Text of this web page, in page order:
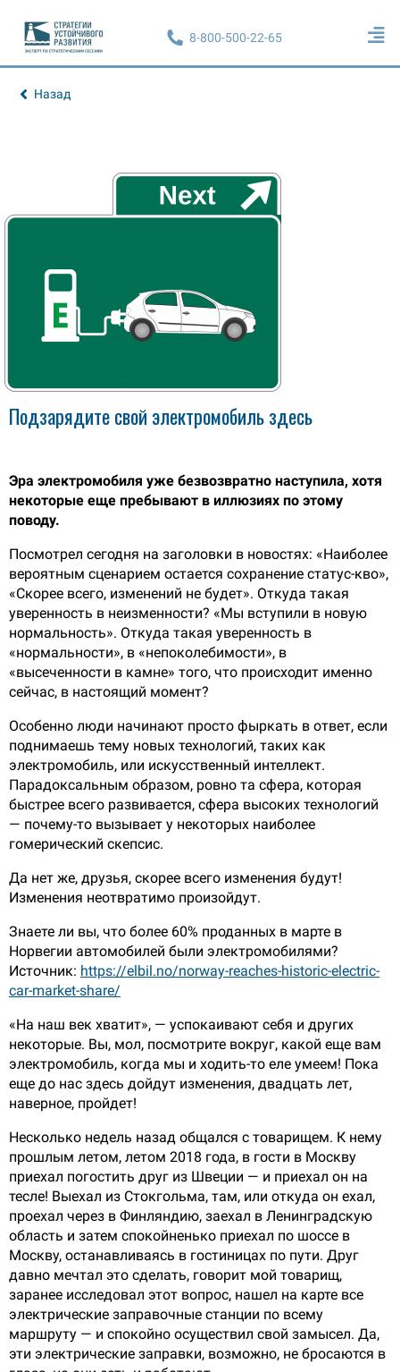
8-800-500-22-65
Назад
Подзарядите свой электромобиль здесь
Эра электромобиля уже безвозвратно наступила, хотя
некоторые еще пребывают в иллюзиях по этому
поводу.
Посмотрел сегодня на заголовки в новостях: «Наиболее
вероятным сценарием остается сохранение статус-кво»,
«Скорее всего, изменений не будет». Откуда такая
уверенность в неизменности? «Мы вступили в новую
нормальность». Откуда такая уверенность в
«нормальности», в «непоколебимости», в
«высеченности в камне» того, что происходит именно
сейчас, в настоящий момент?
Особенно люди начинают просто фыркать в ответ, если
поднимаешь тему новых технологий, таких как
электромобиль, или искусственный интеллект.
Парадоксальным образом, ровно та сфера, которая
быстрее всего развивается, сфера высоких технологий
— почему-то вызывает у некоторых наиболее
гомерический скепсис.
Да нет же, друзья, скорее всего изменения будут!
Изменения неотвратимо произойдут.
Знаете ли вы, что более 60% проданных в марте в
Норвегии автомобилей были электромобилями?
Источник: https://elbil.no/norway-reaches-historic-electric-
car-market-share/
«На наш век хватит», — успокаивают себя и других
некоторые. Вы, мол, посмотрите вокруг, какой еще вам
электромобиль, когда мы и ходить-то еле умеем! Пока
еще до нас здесь дойдут изменения, двадцать лет,
наверное, пройдет!
Несколько недель назад общался с товарищем. К нему
прошлым летом, летом 2018 года, в гости в Москву
приехал погостить друг из Швеции — и приехал он на
тесле! Выехал из Стокгольма, там, или откуда он ехал,
проехал через в Финляндию, заехал в Ленинградскую
область и затем спокойненько приехал по шоссе в
Москву, останавливаясь в гостиницах по пути. Друг
давно мечтал это сделать, говорит мой товарищ,
заранее исследовал этот вопрос, нашел на карте все
электрические заправочные станции по всему
маршруту — и спокойно осуществил свой замысел. Да,
эти электрические заправки, возможно, не бросаются в